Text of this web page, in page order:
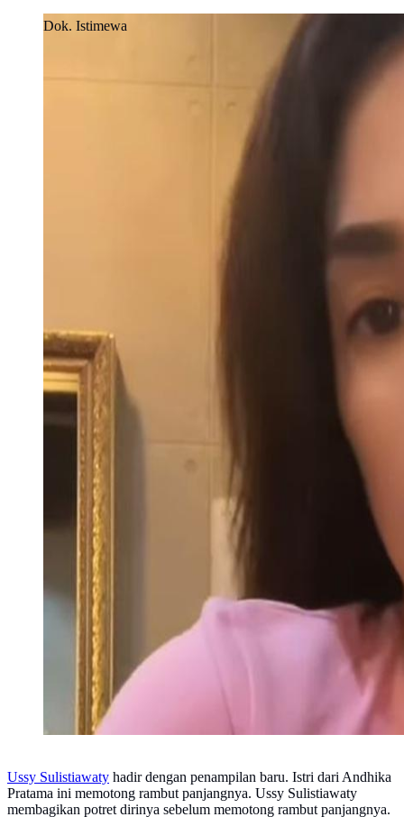
Dok. Istimewa
Ussy Sulistiawaty hadir dengan penampilan baru. Istri dari Andhika
Pratama ini memotong rambut panjangnya. Ussy Sulistiawaty
membagikan potret dirinya sebelum memotong rambut panjangnya.